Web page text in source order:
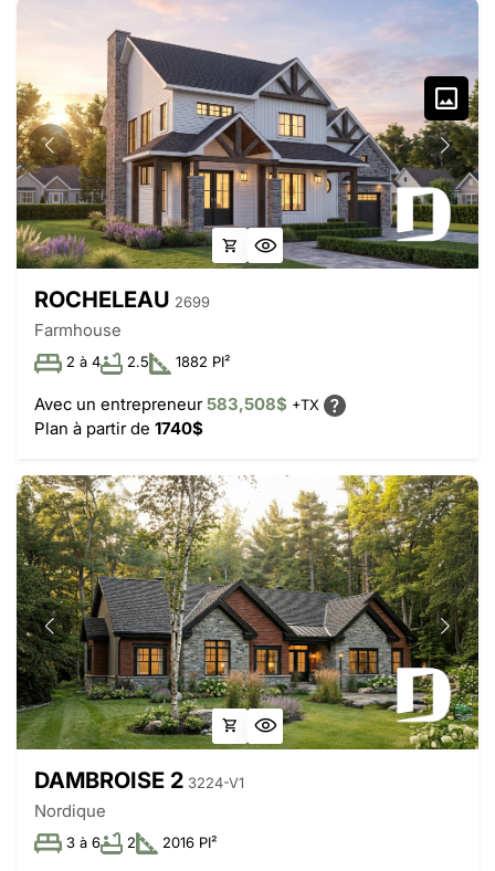
ROCHELEAU 2699
Farmhouse
2 à 4 2.5 1882 PI²
Avec un entrepreneur583,508$ +TX
Plan à partir de 1740$
DAMBROISE 2 3224-V1
Nordique
3 à 6 2 2016 PI²